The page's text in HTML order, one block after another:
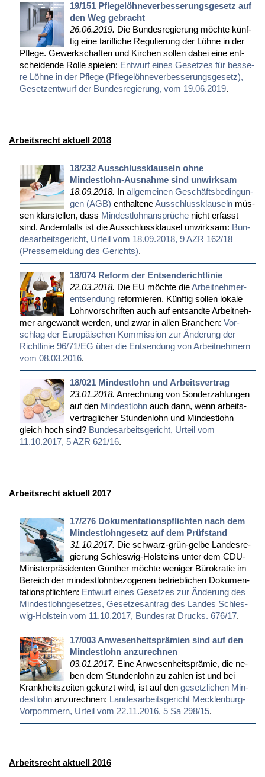
19/151 Pflegelöhneverbesserungsgesetz auf
den Weg gebracht
26.06.2019. Die Bun­des­re­gie­rung möch­te künf­
tig ei­ne ta­rif­li­che Re­gu­lie­rung der Löh­ne in der
Pfle­ge. Ge­werk­schaf­ten und Kir­chen sol­len da­bei ei­ne ent­
schei­den­de Rol­le spie­len: Ent­wurf ei­nes Ge­set­zes für bes­se­
re Löh­ne in der Pfle­ge (Pfle­ge­löh­ne­ver­bes­se­rungs­ge­setz),
Ge­setz­ent­wurf der Bun­des­re­gie­rung, vom 19.06.2019.
Arbeitsrecht aktuell 2018
18/232 Ausschlussklauseln ohne
Mindestlohn-Ausnahme sind unwirksam
18.09.2018. In all­ge­mei­nen Ge­schäfts­be­din­gun­
gen (AGB) ent­hal­te­neAus­schluss­klau­seln müs­
sen klar­stel­len, dass Min­dest­lohn­an­sprü­che nicht er­fasst
sind. An­dern­falls ist die Aus­schluss­klau­sel un­wirk­sam: Bun­
des­ar­beits­ge­richt, Ur­teil vom 18.09.2018, 9 AZR 162/18
(Pres­se­mel­dung des Ge­richts).
18/074 Reform der Entsenderichtlinie
22.03.2018. Die EU möch­te dieAr­beit­neh­mer­
ent­sen­dung re­for­mie­ren. Künf­tig sol­len lo­ka­le
Lohn­vor­schrif­ten auch auf ent­sand­te Ar­beit­neh­
mer an­ge­wandt wer­den, und zwar in al­len Bran­chen: Vor­
schlag der Eu­ro­päi­schen Kom­mis­si­on zur Än­de­rung der
Richt­li­nie 96/71/EG über die Ent­sen­dung von Ar­beit­neh­mern
vom 08.03.2016.
18/021 Mindestlohn und Arbeitsvertrag
23.01.2018. An­rech­nung von Son­der­zah­lun­gen
auf den Min­dest­lohn auch dann, wenn ar­beits­
ver­trag­li­cher St­un­den­lohn und Min­dest­lohn
gleich hoch sind? Bun­des­ar­beits­ge­richt, Ur­teil vom
11.10.2017, 5 AZR 621/16.
Arbeitsrecht aktuell 2017
17/276 Dokumentationspflichten nach dem
Mindestlohngesetz auf dem Prüfstand
31.10.2017. Die schwarz-grün-gel­be Lan­des­re­
gie­rung Schles­wig-Hol­steins un­ter dem CDU-
Mi­nis­ter­prä­si­den­ten Gün­ther möch­te we­ni­ger Bü­ro­kra­tie im
Be­reich der min­dest­lohn­be­zo­ge­nen be­trieb­li­chen Do­ku­men­
ta­ti­ons­pflich­ten: Ent­wurf ei­nes Ge­set­zes zur Än­de­rung des
Min­dest­l­ohn­ge­set­zes, Ge­set­zes­an­trag des Lan­des Schles­
wig-Hol­stein vom 11.10.2017, Bun­des­rat Drucks. 676/17.
17/003 Anwesenheitsprämien sind auf den
Mindestlohn anzurechnen
03.01.2017. Ei­ne An­we­sen­heits­prä­mie, die ne­
ben dem St­un­den­lohn zu zah­len ist und bei
Krank­heits­zei­ten ge­kürzt wird, ist auf den ge­setz­li­chen Min­
dest­lohn an­zu­rech­nen: Lan­des­ar­beits­ge­richt Meck­len­burg-
Vor­pom­mern, Ur­teil vom 22.11.2016, 5 Sa 298/15.
Arbeitsrecht aktuell 2016